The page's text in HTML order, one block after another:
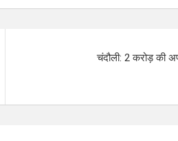
चंदौली: 2 करोड़ की